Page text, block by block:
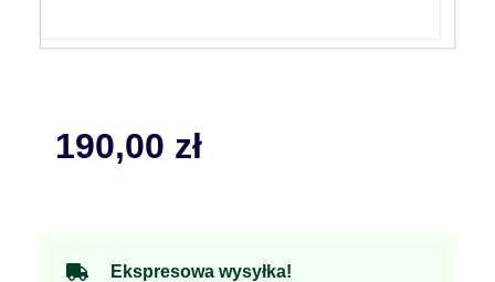
190,00 zł
Ekspresowa wysyłka!